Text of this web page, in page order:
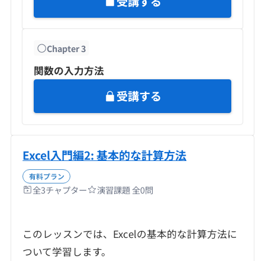
Chapter3
関数の入力方法
受講する
Excel入門編2: 基本的な計算方法
全3チャプター 演習課題 全0問
有料プラン
このレッスンでは、Excelの基本的な計算方法に
ついて学習します。